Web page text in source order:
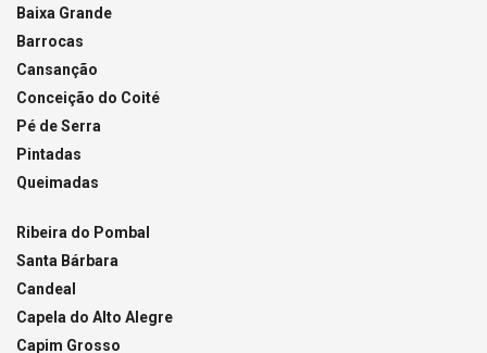
Baixa Grande
Barrocas
Cansanção
Conceição do Coité
Pé de Serra
Pintadas
Queimadas
Ribeira do Pombal
Santa Bárbara
Candeal
Capela do Alto Alegre
Capim Grosso